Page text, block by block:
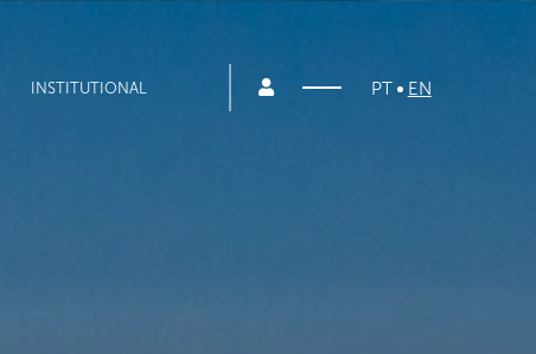
INSTITUTIONAL PT EN